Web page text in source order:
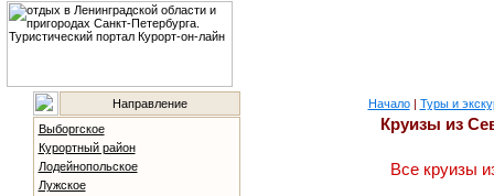
Направление
Выборгское
Курортный район
Лодейнопольское
Лужское
Начало| Туры и
Круизы из
Все круизы